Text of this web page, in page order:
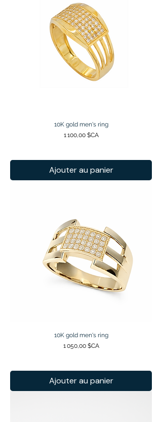
10K gold men's ring
Prix
1 100,00 $CA
Ajouter au panier
10K gold men's ring
Prix
1 050,00 $CA
Ajouter au panier